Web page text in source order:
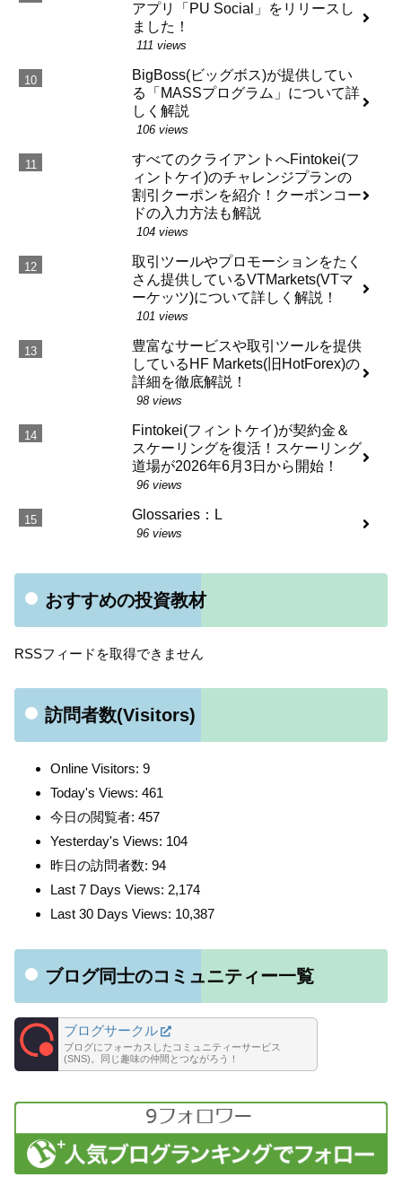
アプリ「PU Social」をリリースし
ました！
111 views
BigBoss(ビッグボス)が提供してい
る「MASSプログラム」について詳
しく解説
106 views
すべてのクライアントへFintokei(フ
ィントケイ)のチャレンジプランの
割引クーポンを紹介！クーポンコー
ドの入力方法も解説
104 views
取引ツールやプロモーションをたく
さん提供しているVTMarkets(VTマ
ーケッツ)について詳しく解説！
101 views
豊富なサービスや取引ツールを提供
しているHF Markets(旧HotForex)の
詳細を徹底解説！
98 views
Fintokei(フィントケイ)が契約金＆
スケーリングを復活！スケーリング
道場が2026年6月3日から開始！
96 views
Glossaries：L
96 views
おすすめの投資教材
RSSフィードを取得できません
訪問者数(Visitors)
Online Visitors: 9
Today's Views: 461
今日の閲覧者: 457
Yesterday's Views: 104
昨日の訪問者数: 94
Last 7 Days Views: 2,174
Last 30 Days Views: 10,387
ブログ同士のコミュニティー一覧
ブログサークル
ブログにフォーカスしたコミュニティーサービス
(SNS)。同じ趣味の仲間とつながろう！